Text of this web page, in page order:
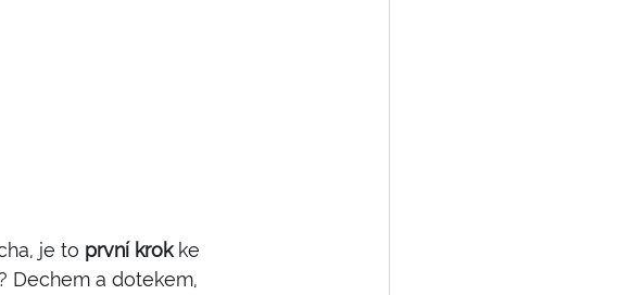
je to první krok ke
Dechem a dotekem,